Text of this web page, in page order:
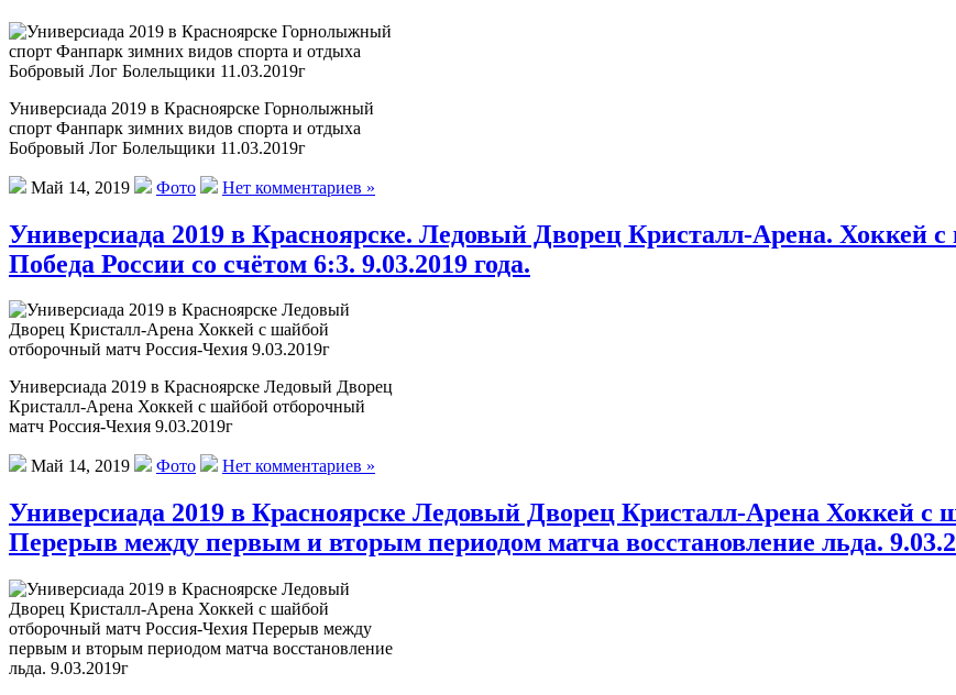
Универсиада 2019 в Красноярске Горнолыжный
спорт Фанпарк зимних видов спорта и отдыха
Бобровый Лог Болельщики 11.03.2019г
Май 14, 2019 Фото Нет комментариев »
Универсиада 2019 в Красноярске. Ледовый Дворец Кристалл-Арена. Хоккей
Победа России со счётом 6:3. 9.03.2019 года.
Универсиада 2019 в Красноярске Ледовый Дворец
Кристалл-Арена Хоккей с шайбой отборочный
матч Россия-Чехия 9.03.2019г
Май 14, 2019 Фото Нет комментариев »
Универсиада 2019 в Красноярске Ледовый Дворец Кристалл-Арена Хоккей с
Перерыв между первым и вторым периодом матча восстановление льда.